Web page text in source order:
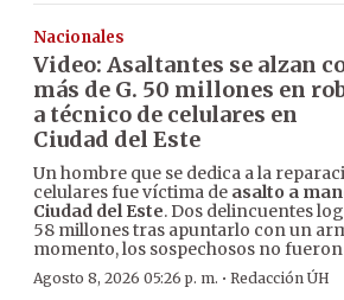
Nacionales
Video: Asaltantes se alzan
más de G. 50 millones en
a técnico de celulares en
Ciudad del Este
Un hombre que se dedica a la
celulares fue víctima de asalto a
Ciudad del Este. Dos delincuentes
58 millones tras apuntarlo con un
momento, los sospechosos no
Agosto 8, 2026 05:26 p. m. · Redacción ÚH